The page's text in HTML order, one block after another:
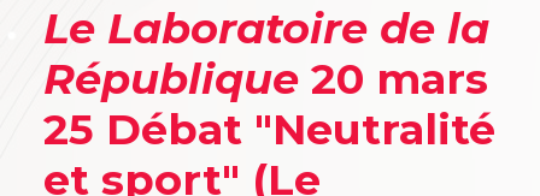
Le Laboratoire de la
République 20 mars
25 Débat "Neutralité
et sport" (Le